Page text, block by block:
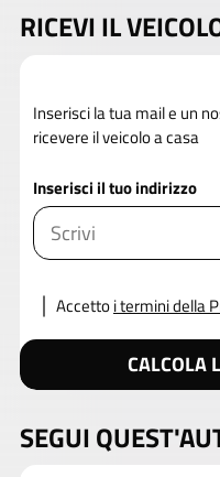
RICEVI IL
Inserisci la tua mail e un
ricevere il veicolo a casa
Inserisci il tuo indirizzo
Accettoi termini della
CALCOLA
SEGUI